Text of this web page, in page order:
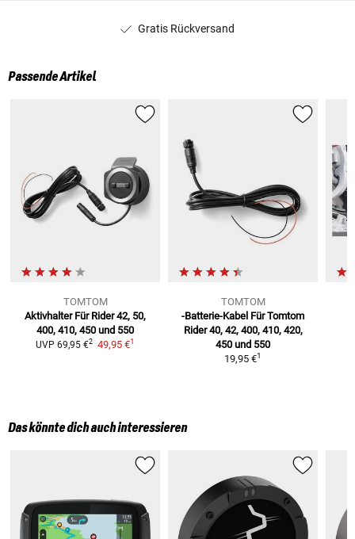
Gratis Rückversand
Passende Artikel
TOMTOM
Aktivhalter Für Rider 42, 50,
400, 410, 450 und 550
UVP 69,95 €2 49,95 €1
TOMTOM
-Batterie-Kabel Für Tomtom
Rider 40, 42, 400, 410, 420,
450 und 550
19,95 €1
Das könnte dich auch interessieren